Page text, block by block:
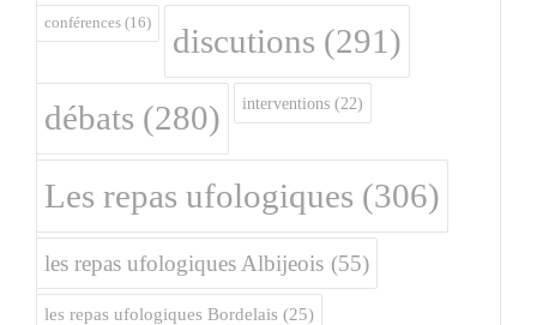
conférences (16) discutions (291)
débats (280) interventions (22)
Les repas ufologiques (306)
les repas ufologiques Albijeois (55)
les repas ufologiques Bordelais (25)